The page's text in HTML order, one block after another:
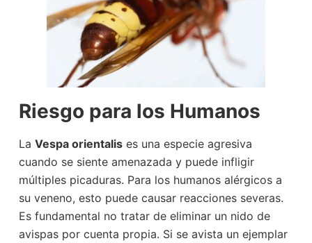
Riesgo para los Humanos
La Vespa orientalises una especie agresiva
cuando se siente amenazada y puede infligir
múltiples picaduras. Para los humanos alérgicos a
su veneno, esto puede causar reacciones severas.
Es fundamental no tratar de eliminar un nido de
avispas por cuenta propia. Si se avista un ejemplar